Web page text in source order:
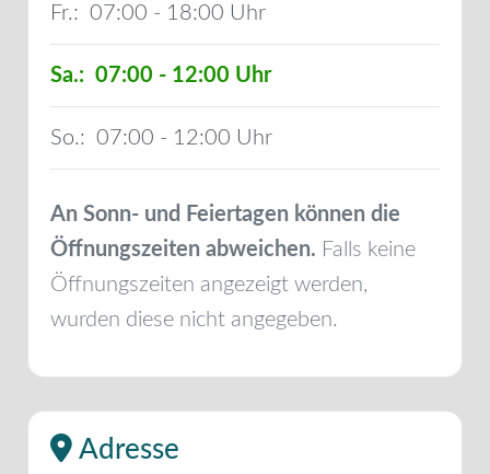
Fr.: 07:00 - 18:00
Sa.: 07:00 - 12:00
So.: 07:00 - 12:00
An Sonn- und Feiertagen können die
Öffnungszeiten abweichen. Falls keine
Öffnungszeiten angezeigt werden,
wurden diese nicht angegeben.
Adresse